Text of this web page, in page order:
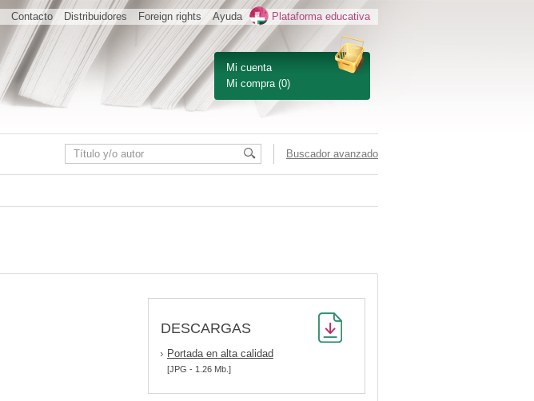
Mi cuenta
Mi compra (0)
Contacto Distribuidores Foreign rights Ayuda Plataforma educativa
Buscador avanzado
DESCARGAS
Portada en alta calidad
[JPG - 1.26 Mb.]